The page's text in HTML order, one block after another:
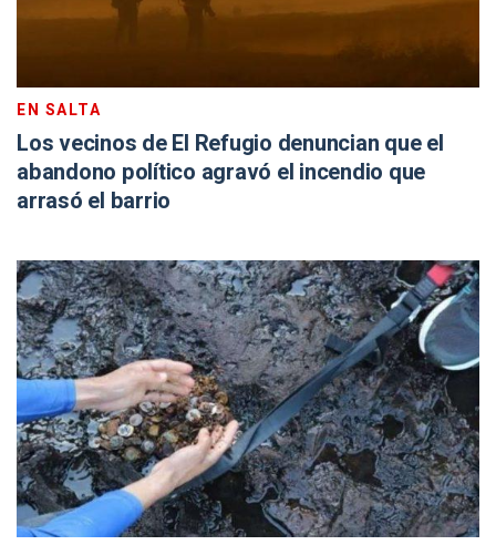
EN SALTA
Los vecinos de El Refugio denuncian que el
abandono político agravó el incendio que
arrasó el barrio